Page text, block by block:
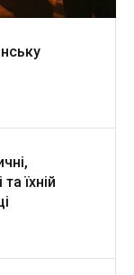
їхній